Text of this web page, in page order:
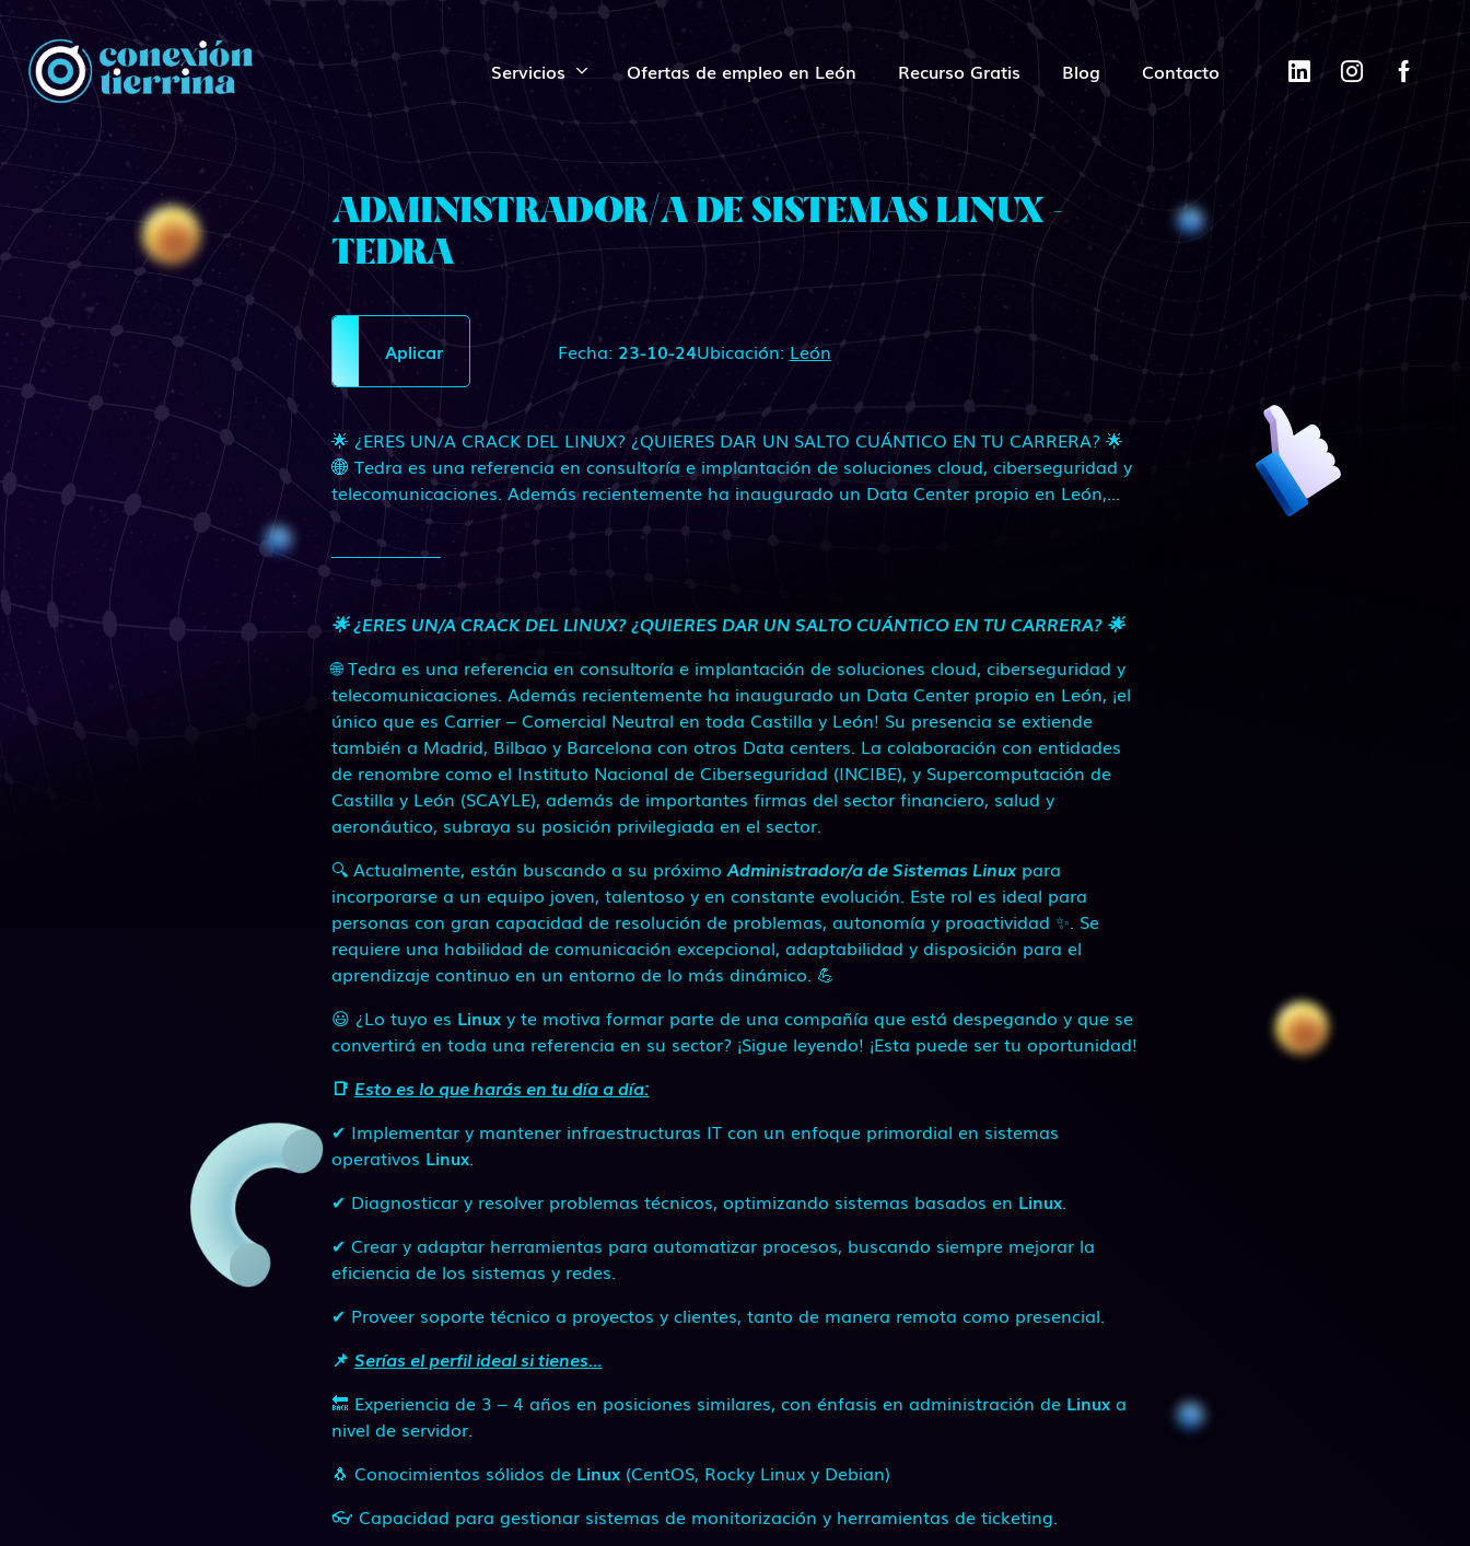
ConexionTierrina Servicios Ofertas de empleo en León Recurso Gratis Blog Contacto
ADMINISTRADOR/A DE SISTEMAS LINUX -
TEDRA
Aplicar Fecha: 23-10-24Ubicación: León
🌟 ¿ERES UN/A CRACK DEL LINUX? ¿QUIERES DAR UN SALTO CUÁNTICO EN TU CARRERA? 🌟
🌐 Tedra es una referencia en consultoría e implantación de soluciones cloud, ciberseguridad y
telecomunicaciones. Además recientemente ha inaugurado un Data Center propio en León,...
🌟 ¿ERES UN/A CRACK DEL LINUX? ¿QUIERES DAR UN SALTO CUÁNTICO EN TU CARRERA? 🌟
🌐 Tedra es una referencia en consultoría e implantación de soluciones cloud, ciberseguridad y
telecomunicaciones. Además recientemente ha inaugurado un Data Center propio en León, ¡el
único que es Carrier – Comercial Neutral en toda Castilla y León! Su presencia se extiende
también a Madrid, Bilbao y Barcelona con otros Data centers. La colaboración con entidades
de renombre como el Instituto Nacional de Ciberseguridad (INCIBE), y Supercomputación de
Castilla y León (SCAYLE), además de importantes firmas del sector financiero, salud y
aeronáutico, subraya su posición privilegiada en el sector.
🔍 Actualmente, están buscando a su próximoAdministrador/a de Sistemas Linuxpara
incorporarse a un equipo joven, talentoso y en constante evolución. Este rol es ideal para
personas con gran capacidad de resolución de problemas, autonomía y proactividad ✨. Se
requiere una habilidad de comunicación excepcional, adaptabilidad y disposición para el
aprendizaje continuo en un entorno de lo más dinámico. 💪
😃 ¿Lo tuyo es Linuxy te motiva formar parte de una compañía que está despegando y que se
convertirá en toda una referencia en su sector? ¡Sigue leyendo! ¡Esta puede ser tu oportunidad!
📑 Esto es lo que harás en tu día a día:
✔ Implementar y mantener infraestructuras IT con un enfoque primordial en sistemas
operativos Linux.
✔ Diagnosticar y resolver problemas técnicos, optimizando sistemas basados en Linux.
✔ Crear y adaptar herramientas para automatizar procesos, buscando siempre mejorar la
eficiencia de los sistemas y redes.
✔ Proveer soporte técnico a proyectos y clientes, tanto de manera remota como presencial.
📌 Serías el perfil ideal si tienes…
🔙 Experiencia de 3 – 4 años en posiciones similares, con énfasis en administración de Linux a
nivel de servidor.
🐧 Conocimientos sólidos de Linux (CentOS, Rocky Linux y Debian)
👓 Capacidad para gestionar sistemas de monitorización y herramientas de ticketing.